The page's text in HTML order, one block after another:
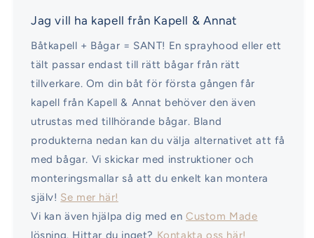
Jag vill ha kapell från Kapell & Annat
Båtkapell + Bågar = SANT! En sprayhood eller ett
tält passar endast till rätt bågar från rätt
tillverkare. Om din båt för första gången får
kapell från Kapell & Annat behöver den även
utrustas med tillhörande bågar. Bland
produkterna nedan kan du välja alternativet att få
med bågar. Vi skickar med instruktioner och
monteringsmallar så att du enkelt kan montera
själv! Se mer här!
Vi kan även hjälpa dig med enCustom Made